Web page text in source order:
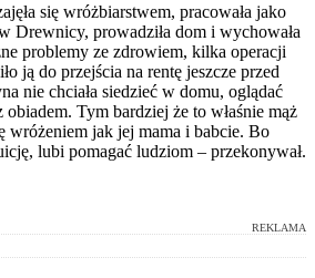
się wróżbiarstwem, pracowała jako
Drewnicy, prowadziła dom i wychowała
problemy ze zdrowiem, kilka operacji
ją do przejścia na rentę jeszcze przed
nie chciała siedzieć w domu, oglądać
obiadem. Tym bardziej że to właśnie mąż
wróżeniem jak jej mama i babcie. Bo
lubi pomagać ludziom – przekonywał.
REKLAMA